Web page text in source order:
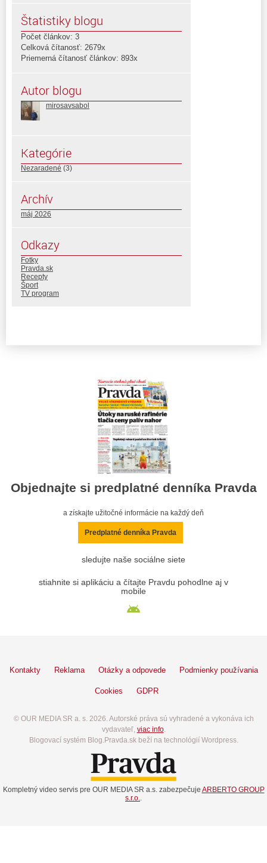
Štatistiky blogu
Počet článkov: 3
Celková čítanosť: 2679x
Priemerná čítanosť článkov: 893x
Autor blogu
mirosavsabol
Kategórie
Nezaradené (3)
Archív
máj 2026
Odkazy
Fotky
Pravda.sk
Recepty
Šport
TV program
Objednajte si predplatné denníka Pravda
a získajte užitočné informácie na každý deň
Predplatné denníka Pravda
sledujte naše sociálne siete
stiahnite si aplikáciu a čítajte Pravdu pohodlne aj v
mobile
Kontakty Reklama Otázky a odpovede Podmienky používania
Cookies GDPR
© OUR MEDIA SR a. s. 2026. Autorské práva sú vyhradené a vykonáva ich
vydavateľ, viac info.
Blogovací systém Blog.Pravda.sk beží na technológií Wordpress.
Kompletný video servis pre OUR MEDIA SR a.s. zabezpečuje ARBERTO GROUP
s.r.o.